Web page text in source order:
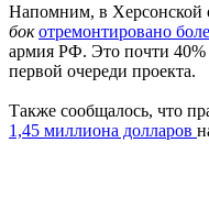
Напомним, в Херсонской
бок отремонтировано
армия РФ. Это почти 40%
первой очереди проекта.
Также сообщалось, что
1,45 миллиона долларов